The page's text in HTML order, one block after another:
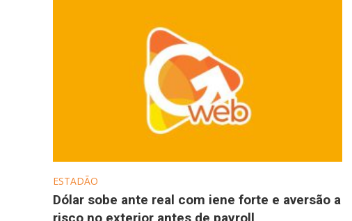
ESTADÃO
Dólar sobe ante real com iene forte e aversão a